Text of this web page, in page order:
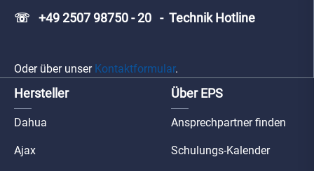
☏ +49 2507 98750 - 20 - Technik Hotline
Oder über unser Kontaktformular.
Hersteller
Dahua
Ajax
Über EPS
Ansprechpartner finden
Schulungs-Kalender